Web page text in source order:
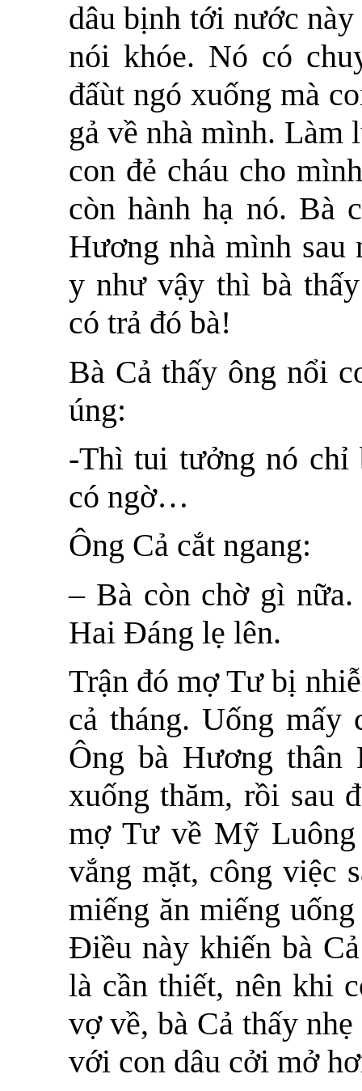
dâu bịnh tới nước
nói khóe. Nó có
đấùt ngó xuống mà
gả về nhà mình. Làm
con đẻ cháu cho
còn hành hạ nó. Bà
Hương nhà mình sau
y như vậy thì bà
có trả đó bà!
Bà Cả thấy ông nổi
úng:
-Thì tui tưởng nó chỉ
có ngờ…
Ông Cả cắt ngang:
– Bà còn chờ gì
Hai Đáng lẹ lên.
Trận đó mợ Tư bị
cả tháng. Uống mấy
Ông bà Hương thân
xuống thăm, rồi sau
mợ Tư về Mỹ
vắng mặt, công việc
miếng ăn miếng
Điều này khiến bà
là cần thiết, nên khi
vợ về, bà Cả thấy
với con dâu cởi mở